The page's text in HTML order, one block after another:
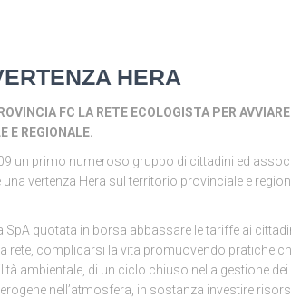
HERA
FC LA RETE ECOLOGISTA PER
E REGIONALE.
un primo numeroso gruppo di cittadini ed
vertenza Hera sul territorio provinciale e
quotata in borsa abbassare le tariffe ai
rete, complicarsi la vita promuovendo pratiche
ambientale, di un ciclo chiuso nella gestione
nell’atmosfera, in sostanza investire